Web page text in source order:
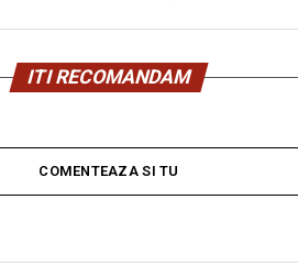
ITI RECOMANDAM
COMENTEAZA SI TU